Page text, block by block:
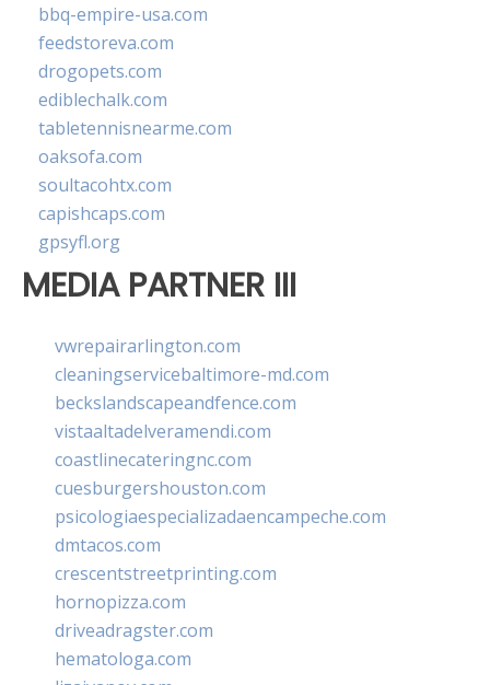
bbq-empire-usa.com
feedstoreva.com
drogopets.com
ediblechalk.com
tabletennisnearme.com
oaksofa.com
soultacohtx.com
capishcaps.com
gpsyfl.org
MEDIA PARTNER III
vwrepairarlington.com
cleaningservicebaltimore-md.com
beckslandscapeandfence.com
vistaaltadelveramendi.com
coastlinecateringnc.com
cuesburgershouston.com
psicologiaespecializadaencampeche.com
dmtacos.com
crescentstreetprinting.com
hornopizza.com
driveadragster.com
hematologa.com